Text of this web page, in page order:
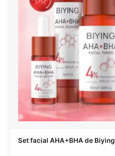
Set facial AHA+BHA de Biying